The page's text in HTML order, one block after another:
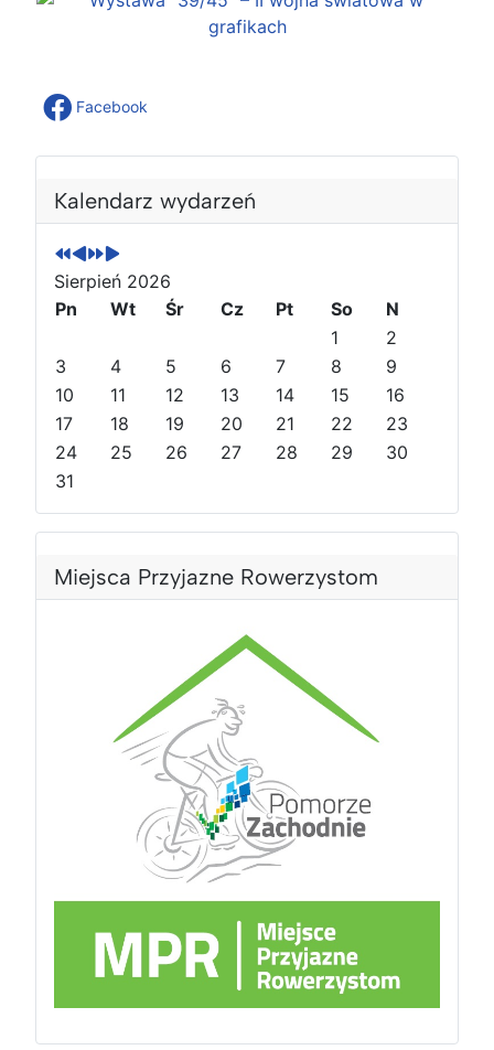
Facebook
Kalendarz wydarzeń
P
p
z
e
d
i
r
o
k
P
p
z
e
d
m
i
e
s
ą
N
s
ę
p
N
s
ę
p
n
m
e
s
c
Sierpień 2026
Pn
Wt Śr Cz Pt So
N
1
2
3
4 5 6 7 8
9
10
11 12 13 14 15
16
17
18 19 20 21 22
23
24
25 26 27 28 29
30
31
Miejsca Przyjazne Rowerzystom